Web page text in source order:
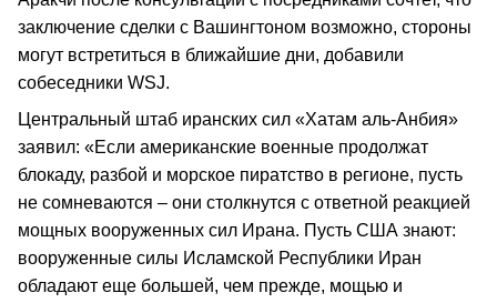
заключение сделки с Вашингтоном возможно, стороны
могут встретиться в ближайшие дни, добавили
собеседники WSJ.
Центральный штаб иранских сил «Хатам аль-Анбия»
заявил: «Если американские военные продолжат
блокаду, разбой и морское пиратство в регионе, пусть
не сомневаются – они столкнутся с ответной реакцией
мощных вооруженных сил Ирана. Пусть США знают:
вооруженные силы Исламской Республики Иран
обладают еще большей, чем прежде, мощью и